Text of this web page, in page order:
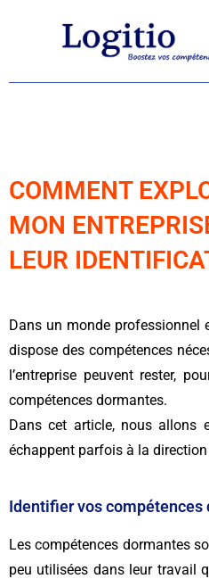
COMMENT
MON
LEUR
Dans un monde professionnel
dispose des compétences
l’entreprise peuvent rester,
compétences dormantes.
Dans cet article, nous allons
échappent parfois à la direction
Identifier vos compétences
Les compétences dormantes
peu utilisées dans leur travail